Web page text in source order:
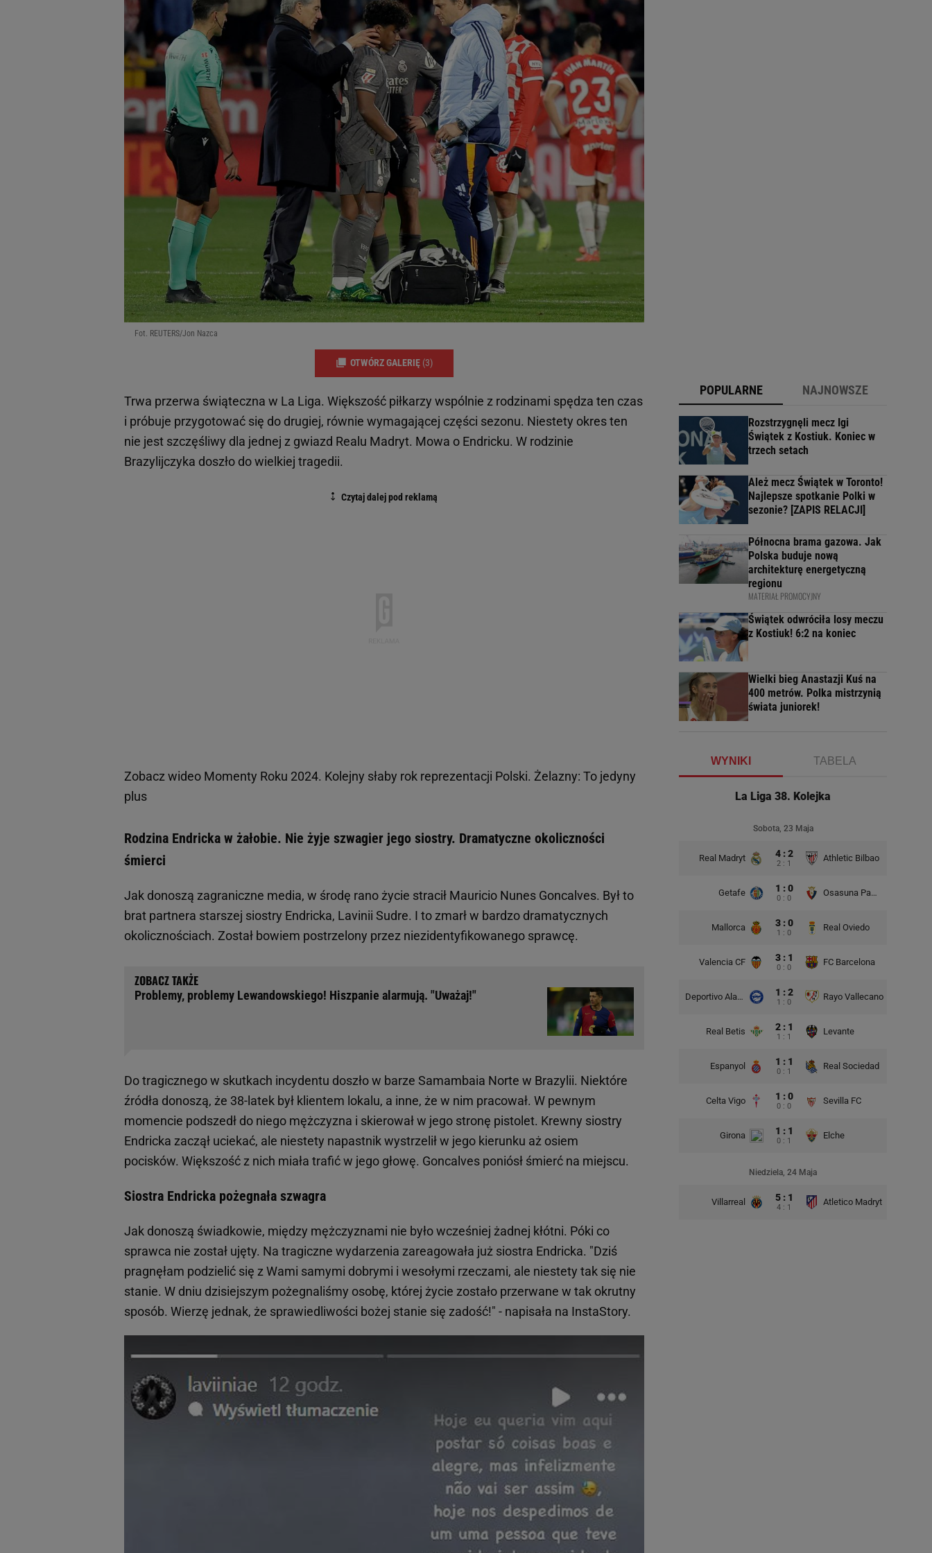
Fot. REUTERS/Jon Nazca
OTWÓRZ GALERIĘ (3)
Trwa przerwa świąteczna w La Liga. Większość piłkarzy wspólnie z rodzinami spędza ten czas
i próbuje przygotować się do drugiej, równie wymagającej części sezonu. Niestety okres ten
nie jest szczęśliwy dla jednej z gwiazd Realu Madryt. Mowa o Endricku. W rodzinie
Brazylijczyka doszło do wielkiej tragedii.
Zobacz wideo Momenty Roku 2024. Kolejny słaby rok reprezentacji Polski. Żelazny: To jedyny
plus
Rodzina Endricka w żałobie. Nie żyje szwagier jego siostry. Dramatyczne okoliczności
śmierci
Jak donoszą zagraniczne media, w środę rano życie stracił Mauricio Nunes Goncalves. Był to
brat partnera starszej siostry Endricka, Lavinii Sudre. I to zmarł w bardzo dramatycznych
okolicznościach. Został bowiem postrzelony przez niezidentyfikowanego sprawcę.
Problemy, problemy Lewandowskiego! Hiszpanie alarmują. "Uważaj!"
Do tragicznego w skutkach incydentu doszło w barze Samambaia Norte w Brazylii. Niektóre
źródła donoszą, że 38-latek był klientem lokalu, a inne, że w nim pracował. W pewnym
momencie podszedł do niego mężczyzna i skierował w jego stronę pistolet. Krewny siostry
Endricka zaczął uciekać, ale niestety napastnik wystrzelił w jego kierunku aż osiem
pocisków. Większość z nich miała trafić w jego głowę. Goncalves poniósł śmierć na miejscu.
Siostra Endricka pożegnała szwagra
Jak donoszą świadkowie, między mężczyznami nie było wcześniej żadnej kłótni. Póki co
sprawca nie został ujęty. Na tragiczne wydarzenia zareagowała już siostra Endricka. "Dziś
pragnęłam podzielić się z Wami samymi dobrymi i wesołymi rzeczami, ale niestety tak się nie
stanie. W dniu dzisiejszym pożegnaliśmy osobę, której życie zostało przerwane w tak okrutny
sposób. Wierzę jednak, że sprawiedliwości bożej stanie się zadość!" - napisała na InstaStory.
POPULARNE NAJNOWSZE
Rozstrzygnęli mecz Igi
Świątek z Kostiuk. Koniec w
trzech setach
Ależ mecz Świątek w Toronto!
Najlepsze spotkanie Polki w
sezonie? [ZAPIS RELACJI]
Północna brama gazowa. Jak
Polska buduje nową
architekturę energetyczną
regionu
MATERIAŁ PROMOCYJNY
Świątek odwróciła losy meczu
z Kostiuk! 6:2 na koniec
Wielki bieg Anastazji Kuś na
400 metrów. Polka mistrzynią
świata juniorek!
WYNIKI TABELA
La Liga 38. Kolejka
Sobota, 23 Maja
Real Madryt 4 : 2
2 : 1
Athletic Bilbao
Getafe 1 : 0
0 : 0
Osasuna Pampeluna
Mallorca 3 : 0
1 : 0
Real Oviedo
Valencia CF 3 : 1
0 : 0
FC Barcelona
Deportivo Alaves 1 : 2
1 : 0
Rayo Vallecano
Real Betis 2 : 1
1 : 1
Levante
Espanyol 1 : 1
0 : 1
Real Sociedad
Celta Vigo 1 : 0
0 : 0
Sevilla FC
Girona 1 : 1
0 : 1
Elche
Niedziela, 24 Maja
Villarreal 5 : 1
4 : 1
Atletico Madryt